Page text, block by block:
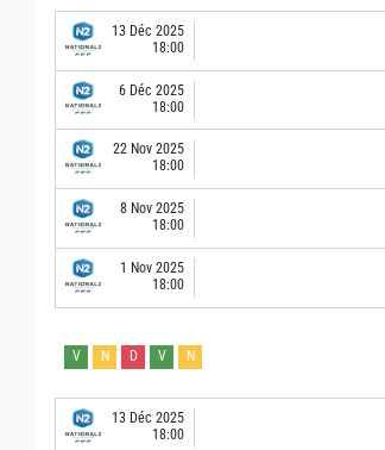
13 Déc 2025
18:00
6 Déc 2025
18:00
22 Nov 2025
18:00
8 Nov 2025
18:00
1 Nov 2025
18:00
V N D V N
13 Déc 2025
18:00